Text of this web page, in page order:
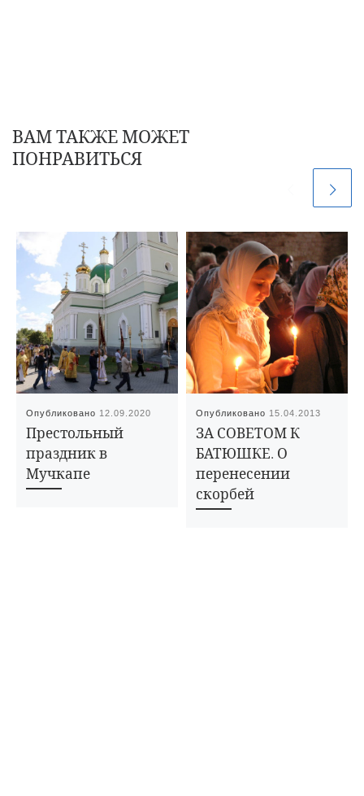
ВАМ ТАКЖЕ МОЖЕТ
ПОНРАВИТЬСЯ
Опубликовано 12.09.2020
Престольный
праздник в
Мучкапе
Опубликовано 15.04.2013
ЗА СОВЕТОМ К
БАТЮШКЕ. О
перенесении
скорбей